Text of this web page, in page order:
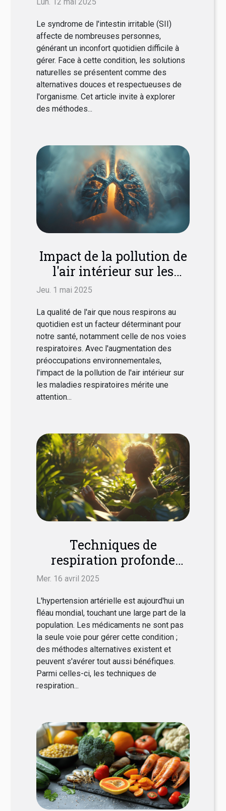
Le syndrome de l'intestin irritable (SII)
affecte de nombreuses personnes,
générant un inconfort quotidien difficile à
gérer. Face à cette condition, les solutions
naturelles se présentent comme des
alternatives douces et respectueuses de
l'organisme. Cet article invite à explorer
des méthodes...
Impact de la pollution de
l'air intérieur sur les
maladies respiratoires
Jeu. 1 mai 2025
La qualité de l'air que nous respirons au
quotidien est un facteur déterminant pour
notre santé, notamment celle de nos voies
respiratoires. Avec l'augmentation des
préoccupations environnementales,
l'impact de la pollution de l'air intérieur sur
les maladies respiratoires mérite une
attention...
Techniques de
respiration profonde
pour combattre
médicaments
Mer. 16 avril 2025
L'hypertension artérielle est aujourd'hui un
fléau mondial, touchant une large part de la
population. Les médicaments ne sont pas
la seule voie pour gérer cette condition ;
des méthodes alternatives existent et
peuvent s'avérer tout aussi bénéfiques.
Parmi celles-ci, les techniques de
respiration...